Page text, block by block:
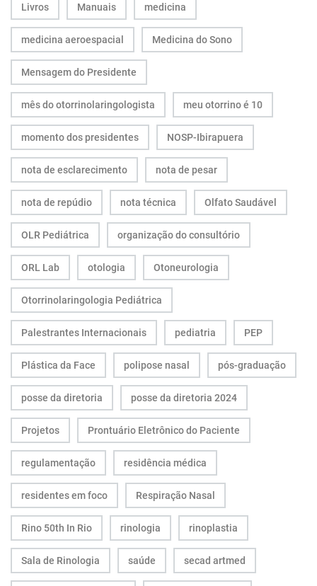
Livros Manuais medicina
medicina aeroespacial Medicina do Sono
Mensagem do Presidente
mês do otorrinolaringologista meu otorrino é 10
momento dos presidentes NOSP-Ibirapuera
nota de esclarecimento nota de pesar
nota de repúdio nota técnica Olfato Saudável
OLR Pediátrica organização do consultório
ORL Lab otologia Otoneurologia
Otorrinolaringologia Pediátrica
Palestrantes Internacionais pediatria PEP
Plástica da Face polipose nasal pós-graduação
posse da diretoria posse da diretoria 2024
Projetos Prontuário Eletrônico do Paciente
regulamentação residência médica
residentes em foco Respiração Nasal
Rino 50th In Rio rinologia rinoplastia
Sala de Rinologia saúde secad artmed